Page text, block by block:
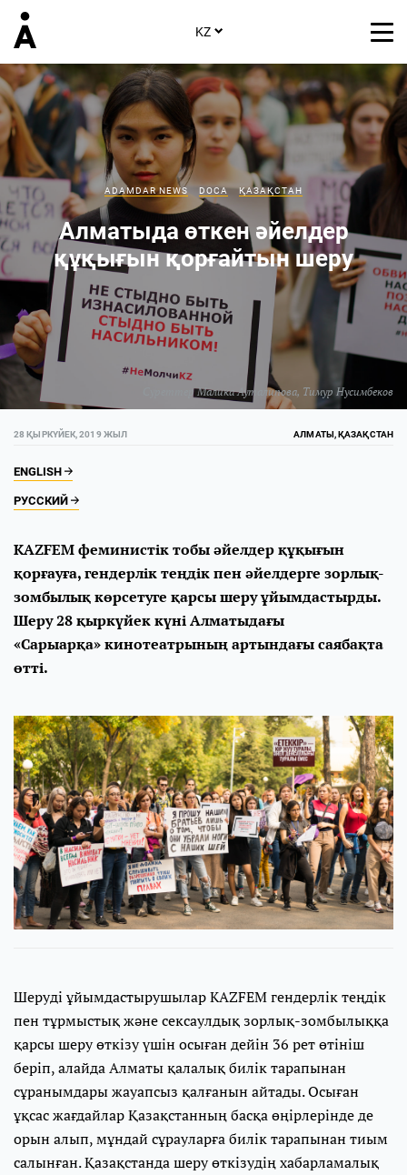
KZ
СуреттерМалика Ауталипова, Тимур Нусимбеков
ADAMDAR NEWS DOCA ҚАЗАҚСТАН
Алматыда өткен әйелдер
құқығын қорғайтын шеру
28 ҚЫРКҮЙЕК, 2019 ЖЫЛ АЛМАТЫ, ҚАЗАҚСТАН
ENGLISH
РУССКИЙ
KAZFEM феминистік тобы әйелдер құқығын
қорғауға, гендерлік теңдік пен әйелдерге зорлық-
зомбылық көрсетуге қарсы шеру ұйымдастырды.
Шеру 28 қыркүйек күні Алматыдағы
«Сарыарқа» кинотеатрының артындағы саябақта
өтті.
Шеруді ұйымдастырушылар KAZFEM гендерлік теңдік
пен тұрмыстық және сексаулдық зорлық-зомбылыққа
қарсы шеру өткізу үшін осыған дейін 36 рет өтініш
беріп, алайда Алматы қалалық билік тарапынан
сұранымдары жауапсыз қалғанын айтады. Осыған
ұқсас жағдайлар Қазақстанның басқа өңірлерінде де
орын алып, мұндай сұрауларға билік тарапынан тиым
салынған. Қазақстанда шеру өткізудің хабарламалық